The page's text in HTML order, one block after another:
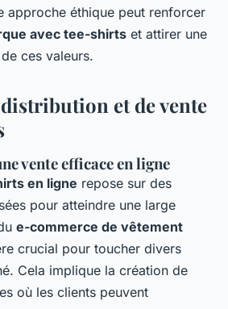
approche éthique peut renforcer
avec tee-shirts et attirer une
ces valeurs.
et de vente
vente efficace en ligne
en ligne repose sur des
pour atteindre une large
e-commerce de vêtement
crucial pour toucher divers
Cela implique la création de
où les clients peuvent